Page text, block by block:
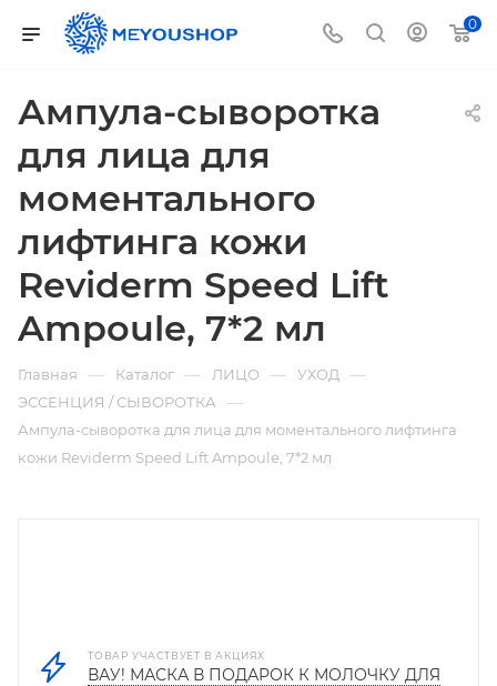
0
Ампула-сыворотка
для лица для
моментального
лифтинга кожи
Reviderm Speed Lift
Ampoule, 7*2 мл
Главная — Каталог — ЛИЦО — УХОД —
ЭССЕНЦИЯ / СЫВОРОТКА —
Ампула-сыворотка для лица для моментального лифтинга
кожи Reviderm Speed Lift Ampoule, 7*2 мл
ТОВАР УЧАСТВУЕТ В АКЦИЯХ
ВАУ! МАСКА В ПОДАРОК К МОЛОЧКУ ДЛЯ